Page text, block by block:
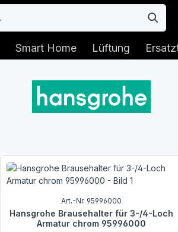
Smart Home Lüftung
Art.-Nr. 95996000
Hansgrohe Brausehalter für 3-/4-Loch
Armatur chrom 95996000